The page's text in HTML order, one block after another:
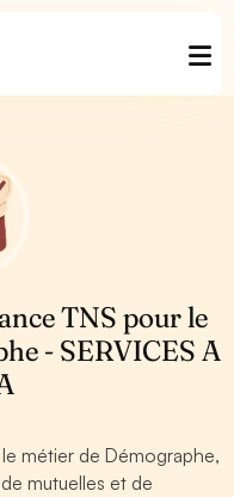
TNS pour le
- SERVICES A
métier de Démographe,
mutuelles et de